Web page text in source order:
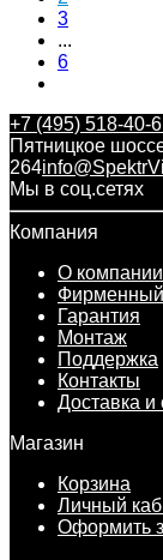
3
...
6
+7 (495) 518-40-
Пятницкое
264
Мы в соц.сетях
Компания
О компании
Фирменный
Гарантия
Монтаж
Поддержка
Контакты
Доставка и
Магазин
Корзина
Личный
Оформить